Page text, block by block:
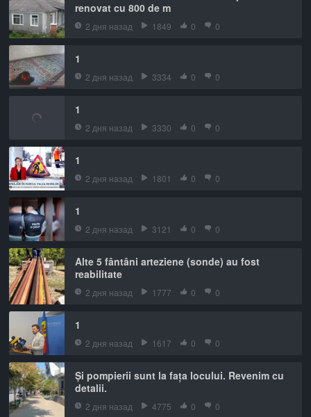
renovat cu 800 de m
2 дня назад 1849 0 0
1
2 дня назад 3334 0 0
1
2 дня назад 3330 0 0
1
2 дня назад 1801 0 0
1
2 дня назад 3121 0 0
Alte 5 fântâni arteziene (sonde) au fost
reabilitate
2 дня назад 1777 0 0
1
2 дня назад 1617 0 0
Și pompierii sunt la fața locului. Revenim cu
detalii.
2 дня назад 4775 0 0